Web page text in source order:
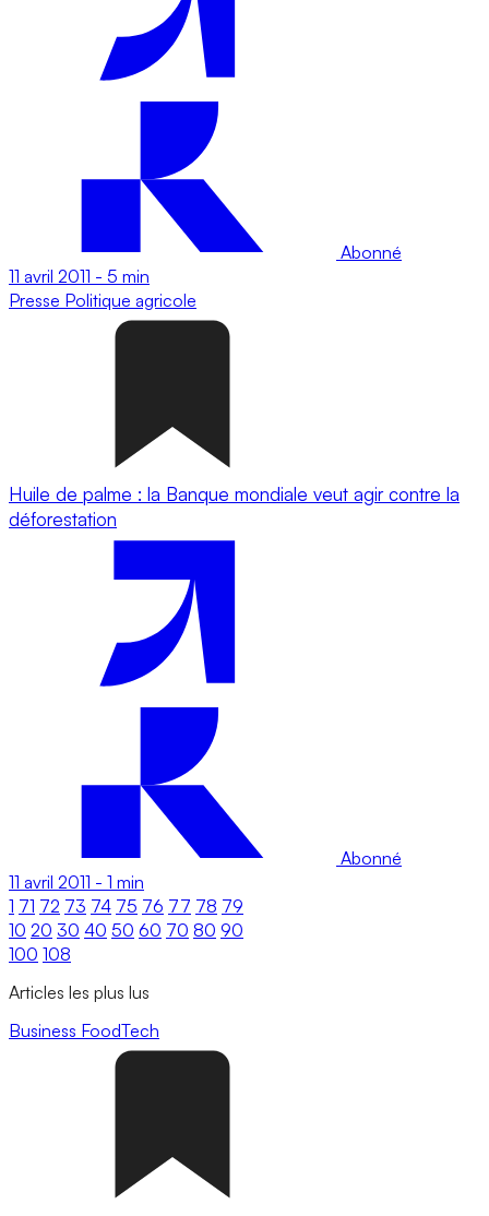
Abonné
11 avril 2011 - 5 min
Presse Politique agricole
Huile de palme : la Banque mondiale veut agir contre la
déforestation
Abonné
11 avril 2011 - 1 min
1 71 72 73 74 75 76 77 78 79
10 20 30 40 50 60 70 80 90
100 108
Articles les plus lus
Business FoodTech